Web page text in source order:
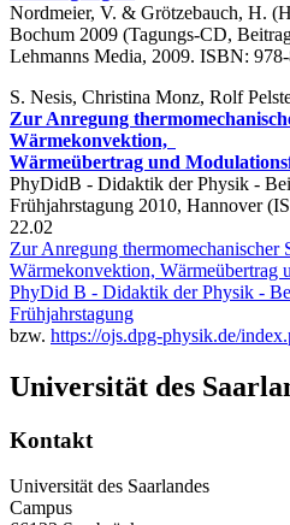
Nordmeier, V. & Grötzebauch, H.
Bochum 2009 (Tagungs-CD,
Lehmanns Media, 2009. ISBN:
S. Nesis, Christina Monz, Rolf
Zur Anregung
Wärmekonvektion,
Wärmeübertrag und
PhyDidB - Didaktik der Physik -
Frühjahrstagung 2010, Hannover
22.02
Zur Anregung thermomechanischer
Wärmekonvektion, Wärmeübertrag
PhyDid B - Didaktik der Physik -
Frühjahrstagung
bzw. https://ojs.dpg-physik.de/
Universität des
Kontakt
Universität des Saarlandes
Campus